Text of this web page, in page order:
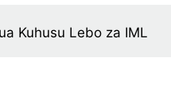
Kuhusu Lebo za IML